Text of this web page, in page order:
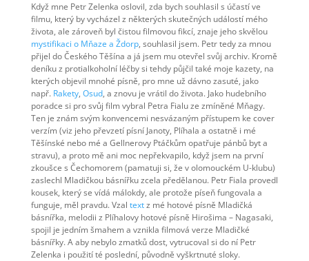
Když mne Petr Zelenka oslovil, zda bych souhlasil s účastí ve
filmu, který by vycházel z některých skutečných událostí mého
života, ale zároveň byl čistou filmovou fikcí, znaje jeho skvělou
mystifikaci o Mňaze a Ždorp, souhlasil jsem. Petr tedy za mnou
přijel do Českého Těšína a já jsem mu otevřel svůj archiv. Kromě
deníku z protialkoholní léčby si tehdy půjčil také moje kazety, na
kterých objevil mnohé písně, pro mne už dávno zasuté, jako
např. Rakety, Osud, a znovu je vrátil do života. Jako hudebního
poradce si pro svůj film vybral Petra Fialu ze zmíněné Mňagy.
Ten je znám svým konvencemi nesvázaným přístupem ke cover
verzím (viz jeho převzetí písní Janoty, Plíhala a ostatně i mé
Těšínské nebo mé a Gellnerovy Ptáčkům opatřuje pánbů byt a
stravu), a proto mě ani moc nepřekvapilo, když jsem na první
zkoušce s Čechomorem (pamatuji si, že v olomouckém U-klubu)
zaslechl Mladičkou básnířku zcela předělanou. Petr Fiala provedl
kousek, který se vídá málokdy, ale protože píseň fungovala a
funguje, měl pravdu. Vzal textz mé hotové písně Mladičká
básnířka, melodii z Plíhalovy hotové písně Hirošima – Nagasaki,
spojil je jedním šmahem a vznikla filmová verze Mladičké
básnířky. A aby nebylo zmatků dost, vytrucoval si do ní Petr
Zelenka i použití té poslední, původně vyškrtnuté sloky.